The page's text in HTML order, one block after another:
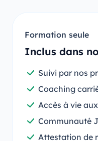
Formation seule
Inclus dans
Suivi par nos
Coaching
Accès à vie
Communauté
Attestation de